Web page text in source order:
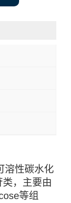
溶性碳水化
类，主要由
等组